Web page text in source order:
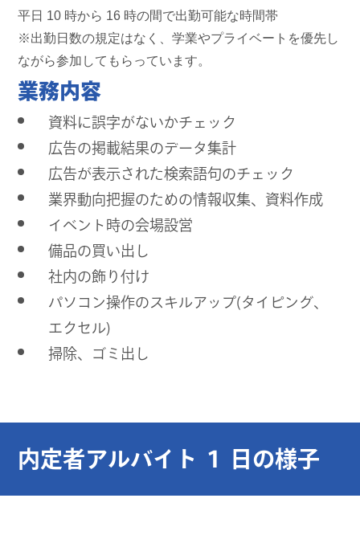
平日 10 時から 16 時の間で出勤可能な時間帯
※出勤日数の規定はなく、学業やプライベートを優先し
ながら参加してもらっています。
業務内容
資料に誤字がないかチェック
広告の掲載結果のデータ集計
広告が表示された検索語句のチェック
業界動向把握のための情報収集、資料作成
イベント時の会場設営
備品の買い出し
社内の飾り付け
パソコン操作のスキルアップ(タイピング、
エクセル)
掃除、ゴミ出し
内定者アルバイト １ 日の様子